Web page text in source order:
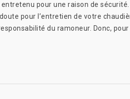
pour une raison de
pour l’entretien de votre
du ramoneur. Donc,